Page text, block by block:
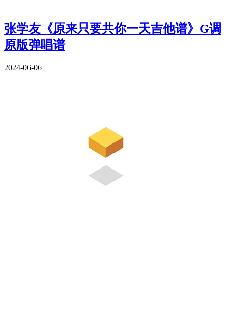
张学友《原来只要共你一天吉他谱》G调
原版弹唱谱
2024-06-06